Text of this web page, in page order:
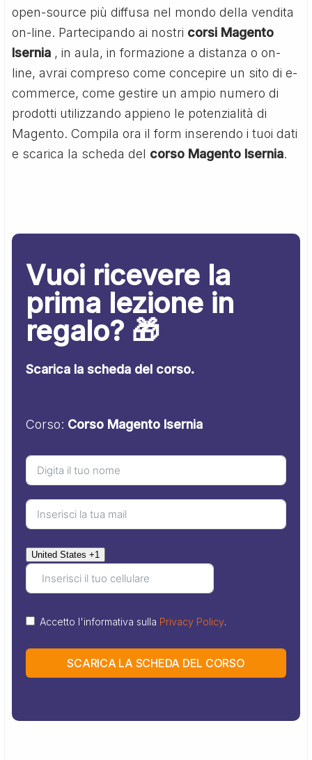
open-source più diffusa nel mondo della vendita
on-line. Partecipando ai nostri corsi Magento
Isernia , in aula, in formazione a distanza o on-
line, avrai compreso come concepire un sito di e-
commerce, come gestire un ampio numero di
prodotti utilizzando appieno le potenzialità di
Magento. Compila ora il form inserendo i tuoi dati
e scarica la scheda del corso Magento Isernia.
Vuoi ricevere la
prima lezione in
regalo? 🎁
Scarica la scheda del corso.
Corso: Corso Magento Isernia
United States +1
Accetto l'informativa sulla Privacy Policy.
SCARICA LA SCHEDA DEL CORSO